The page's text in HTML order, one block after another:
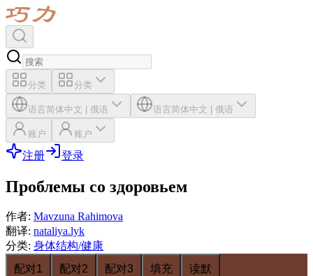
分类 分类
语言简体中文 | 俄语 语言简体中文 | 俄语
账户 账户
注册 登录
Проблемы со здоровьем
作者: Mavzuna Rahimova
翻译: nataliya.lyk
分类: 身体结构/健康
配对1
配对2 配对3 填充 读默